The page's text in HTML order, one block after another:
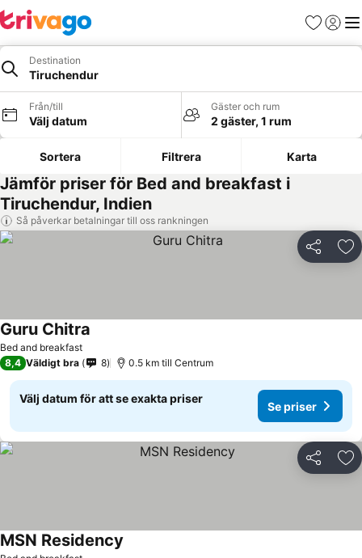
Favoriter
Logga
Destination
Tiruchendur
Från/till
Välj datum
Gäster och rum
2 gäster, 1 rum
Sortera Filtrera Karta
Jämför priser för Bed and breakfast i
Tiruchendur, Indien
Så påverkar betalningar till oss rankningen
Dela
Bed and breakfast
Guru Chitra
8,4 Väldigt bra 8 0.5 km till Centrum
Välj datum för att se exakta priser
Se priser
Dela
MSN Residency